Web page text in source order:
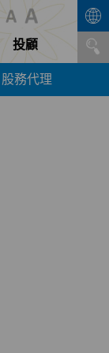
投顧
股務代理